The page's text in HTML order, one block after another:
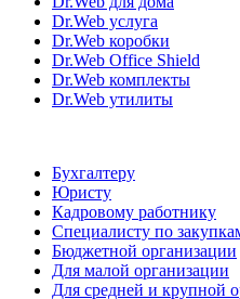
Dr.Web услуга
Dr.Web коробки
Dr.Web Office Shield
Dr.Web комплекты
Dr.Web утилиты
Бухгалтеру
Юристу
Кадровому работнику
Специалисту по
Бюджетной организации
Для малой организации
Для средней и крупной